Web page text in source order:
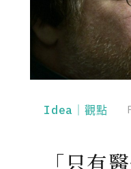
Idea｜觀點
「只有